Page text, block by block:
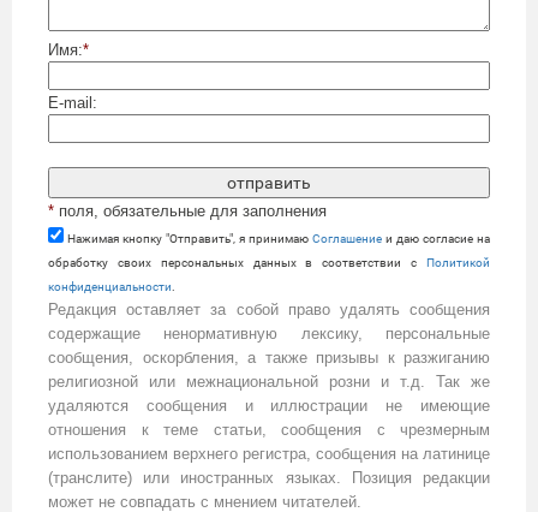
Имя:*
E-mail:
* поля, обязательные для заполнения
Нажимая кнопку "Отправить", я принимаю Cоглашение и даю согласие на
обработку своих персональных данных в соответствии с Политикой
конфиденциальности
Редакция оставляет за собой право удалять сообщения
содержащие ненормативную лексику, персональные
сообщения, оскорбления, а также призывы к разжиганию
религиозной или межнациональной розни и т.д. Так же
удаляются сообщения и иллюстрации не имеющие
отношения к теме статьи, сообщения с чрезмерным
использованием верхнего регистра, сообщения на латинице
(транслите) или иностранных языках. Позиция редакции
может не совпадать с мнением читателей.